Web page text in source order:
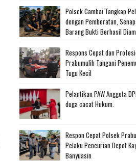
Polsek Cambai Tangkap
dengan Pemberatan,
Barang Bukti Berhasil
Respons Cepat dan
Prabumulih Tangani
Tugu Kecil
Pelantikan PAW Anggota
duga cacat Hukum.
Respon Cepat Polsek
Pelaku Pencurian Depot
Banyuasin